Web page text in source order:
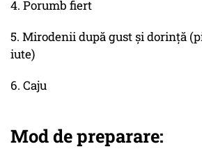
4. Porumb fiert
5. Mirodenii după gust și dorință
iute)
6. Caju
Mod de preparare: